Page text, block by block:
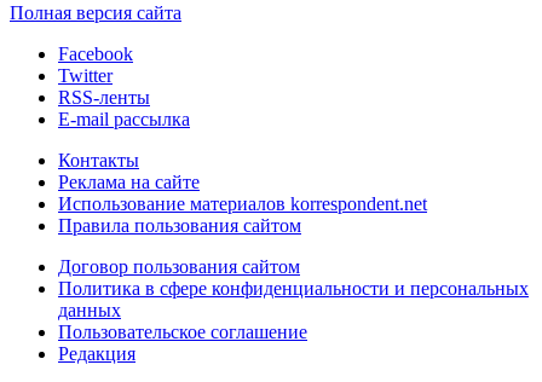
Полная версия сайта
Facebook
Twitter
RSS-ленты
E-mail рассылка
Контакты
Реклама на сайте
Использование материалов korrespondent.net
Правила пользования сайтом
Договор пользования сайтом
Политика в сфере конфиденциальности и персональных
данных
Пользовательское соглашение
Редакция